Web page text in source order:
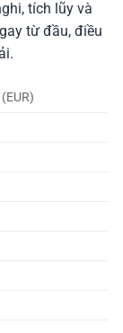
tích lũy và
từ đầu, điều